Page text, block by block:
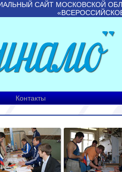
САЙТ МОСКОВСКОЙ
Контакты